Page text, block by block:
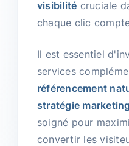
visibilité cruciale
chaque clic
Il est essentiel
services
référencement
stratégie marketing
soigné pour
convertir les